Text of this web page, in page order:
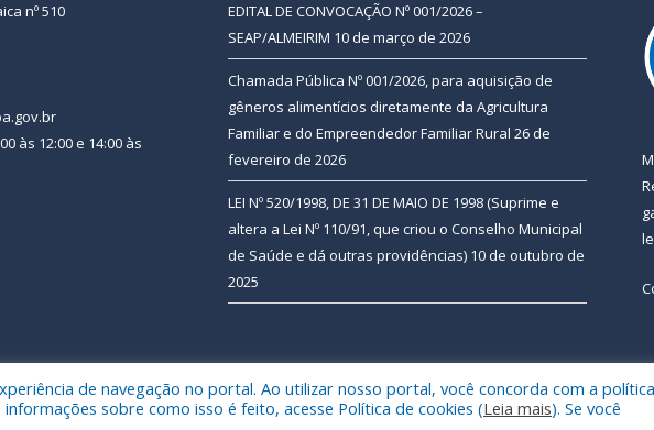
nº 510
às 12:00 e 14:00 às
EDITAL DE CONVOCAÇÃO Nº 001/2026 –
SEAP/ALMEIRIM 10 de março de 2026
Chamada Pública Nº 001/2026, para aquisição de
gêneros alimentícios diretamente da Agricultura
Familiar e do Empreendedor Familiar Rural 26 de
fevereiro de 2026
LEI Nº 520/1998, DE 31 DE MAIO DE 1998 (Suprime e
altera a Lei Nº 110/91, que criou o Conselho Municipal
de Saúde e dá outras providências) 10 de outubro de
2025
a Prefeitura Municipal de Almeirim. Mapa do Site
de navegação no portal. Ao utilizar nosso portal, você concorda com a
sobre como isso é feito, acesse Política de cookies (Leia mais). Se você